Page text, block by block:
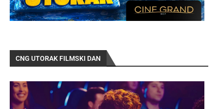
CNG UTORAK FILMSKI DAN